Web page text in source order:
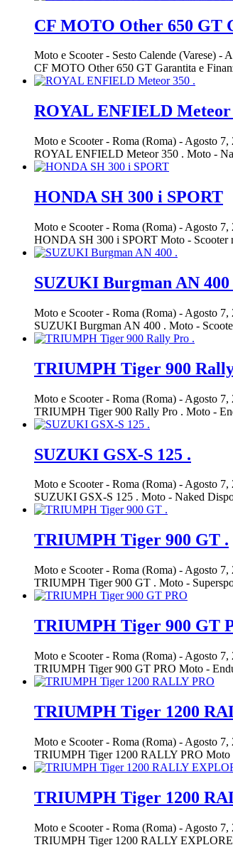
CF MOTO Other 650 GT
Moto e Scooter- Sesto Calende (Varese) -
CF MOTO Other 650 GT Garantita e
ROYAL ENFIELD Meteor
Moto e Scooter- Roma (Roma) - Agosto 7,
ROYAL ENFIELD Meteor 350 . Moto -
HONDA SH 300 i SPORT
Moto e Scooter- Roma (Roma) - Agosto 7,
HONDA SH 300 i SPORT Moto -
SUZUKI Burgman AN 400
Moto e Scooter- Roma (Roma) - Agosto 7,
SUZUKI Burgman AN 400 . Moto -
TRIUMPH Tiger 900
Moto e Scooter- Roma (Roma) - Agosto 7,
TRIUMPH Tiger 900 Rally Pro . Moto -
SUZUKI GSX-S 125 .
Moto e Scooter- Roma (Roma) -Agosto 7,
SUZUKI GSX-S 125 . Moto - Naked
TRIUMPH Tiger 900 GT .
Moto e Scooter- Roma (Roma) - Agosto 7,
TRIUMPH Tiger 900 GT . Moto -
TRIUMPH Tiger 900 GT
Moto e Scooter- Roma (Roma) - Agosto 7,
TRIUMPH Tiger 900 GT PRO Moto -
TRIUMPH Tiger 1200
Moto e Scooter- Roma (Roma) - Agosto 7,
TRIUMPH Tiger 1200 RALLY PRO Moto -
TRIUMPH Tiger 1200
Moto e Scooter- Roma (Roma) - Agosto 7,
TRIUMPH Tiger 1200 RALLY